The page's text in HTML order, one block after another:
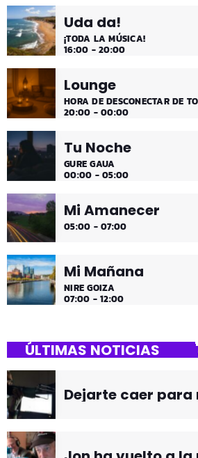
comienzo de tarde de los fines de
¡Disfruta!
Uda da!
¡TODA LA MÚSICA!
16:00 - 20:00
Lounge
HORA DE DESCONECTAR DE
20:00 - 00:00
Tu Noche
GURE GAUA
00:00 - 05:00
Mi Amanecer
05:00 - 07:00
Mi Mañana
NIRE GOIZA
07:00 - 12:00
ÚLTIMAS NOTICIAS
Dejarte caer para